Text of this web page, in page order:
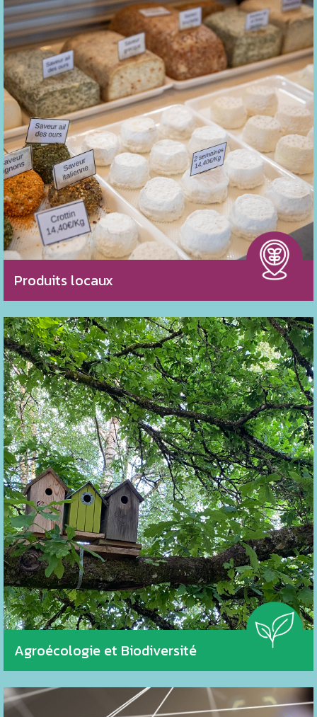
Produits locaux
augmentant les revenus des producteurs
Création d'un nouveau groupement d’employeurs
soutenant les producteurs locaux
Renforcer l’utilisation des produits locaux dans les
cantines et cuisines de collectivité
Développement de solution de distribution des produits
locaux
Agroécologie et Biodiversité
Campagne d’information et de sensibilisation à la flore
messicole
Développement d’un réseau de jardins (privés) au naturel
Identification des méthodes de conservation hivernales
non énergivores de ses fruits et légumes
Accompagnement et valorisation de l’espace-test
maraicherLes Cortils de Vesqueville